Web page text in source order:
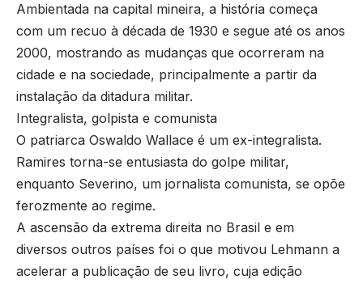
Ambientada na capital mineira, a história começa
com um recuo à década de 1930 e segue até os anos
2000, mostrando as mudanças que ocorreram na
cidade e na sociedade, principalmente a partir da
instalação da ditadura militar.
Integralista, golpista e comunista
O patriarca Oswaldo Wallace é um ex-integralista.
Ramires torna-se entusiasta do golpe militar,
enquanto Severino, um jornalista comunista, se opõe
ferozmente ao regime.
A ascensão da extrema direita no Brasil e em
diversos outros países foi o que motivou Lehmann a
acelerar a publicação de seu livro, cuja edição